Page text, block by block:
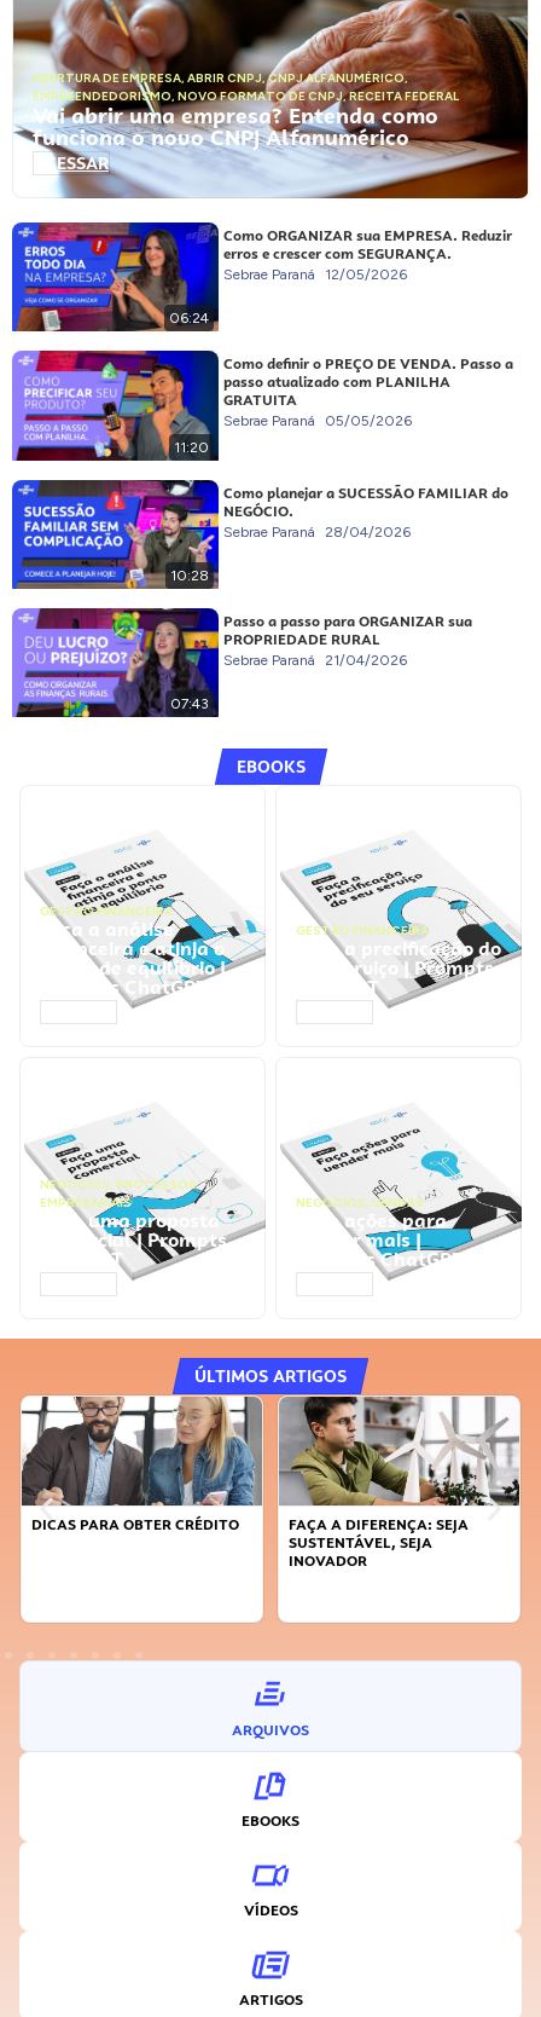
ABERTURA DE EMPRESA, ABRIR CNPJ,CNPJ ALFANUMÉRICO,
EMPREENDEDORISMO, NOVO FORMATO DE CNPJ,RECEITA FEDERAL
Vai abrir uma empresa? Entenda como
funciona o novo CNPJ Alfanumérico
ACESSAR
06:24
Como ORGANIZAR sua EMPRESA. Reduzir
erros e crescer com SEGURANÇA.
Sebrae Paraná 12/05/2026
11:20
Como definir o PREÇO DE VENDA. Passo a
passo atualizado com PLANILHA
GRATUITA
Sebrae Paraná 05/05/2026
10:28
Como planejar a SUCESSÃO FAMILIAR do
NEGÓCIO.
Sebrae Paraná 28/04/2026
07:43
Passo a passo para ORGANIZAR sua
PROPRIEDADE RURAL
Sebrae Paraná 21/04/2026
EBOOKS
GESTÃO FINANCEIRA
Faça a análise
financeira e atinja o
ponto de equilíbrio |
Prompts ChatGPT
GESTÃO FINANCEIRA
Faça a precificação do
seu serviço | Prompts
ChatGPT
NEGÓCIOS, PROCESSOS
EMPRESARIAIS
Faça uma proposta
comercial | Prompts
ChatGPT
NEGÓCIOS, VENDAS
Faça ações para
vender mais |
Prompts ChatGPT
ÚLTIMOS ARTIGOS
DICAS PARA OBTER CRÉDITO
FAÇA A DIFERENÇA: SEJA
SUSTENTÁVEL, SEJA
INOVADOR
ARQUIVOS
EBOOKS
VÍDEOS
ARTIGOS